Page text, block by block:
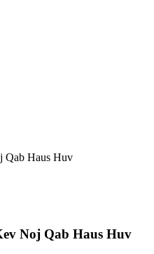
Qab Haus Huv
Noj Qab Haus Huv